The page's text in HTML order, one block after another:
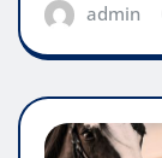
admin